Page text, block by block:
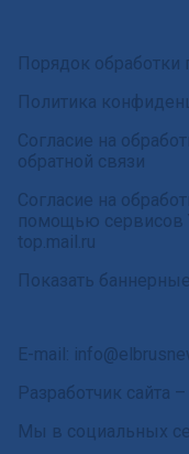
Порядок
Политика
Согласие на
обратной связи
Согласие на
помощью сервисов
top.mail.ru
Показать
E-mail:
Разработчик сайта –
Мы в социальных